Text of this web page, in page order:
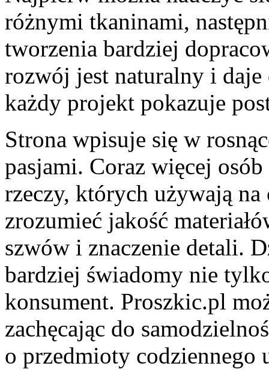
różnymi tkaninami,
tworzenia bardziej
rozwój jest naturalny i daje
każdy projekt pokazuje
Strona wpisuje się w
pasjami. Coraz więcej
rzeczy, których używają
zrozumieć jakość
szwów i znaczenie detali.
bardziej świadomy nie
konsument. Proszkic.pl
zachęcając do
o przedmioty codziennego